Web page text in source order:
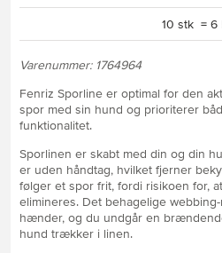
10 stk = 6
Varenummer: 1764964
Fenriz Sporline er optimal for den
spor med sin hund og prioriterer
funktionalitet.
Sporlinen er skabt med din og din
er uden håndtag, hvilket fjerner
følger et spor frit, fordi risikoen for,
elimineres. Det behagelige
hænder, og du undgår en
hund trækker i linen.